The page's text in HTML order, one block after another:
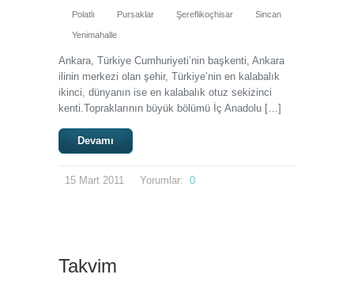
Polatlı Pursaklar Şereflikoçhisar Sincan
Yenimahalle
Ankara, Türkiye Cumhuriyeti’nin başkenti, Ankara
ilinin merkezi olan şehir, Türkiye’nin en kalabalık
ikinci, dünyanın ise en kalabalık otuz sekizinci
kenti.Topraklarının büyük bölümü İç Anadolu […]
Devamı
15 Mart 2011 Yorumlar: 0
Takvim